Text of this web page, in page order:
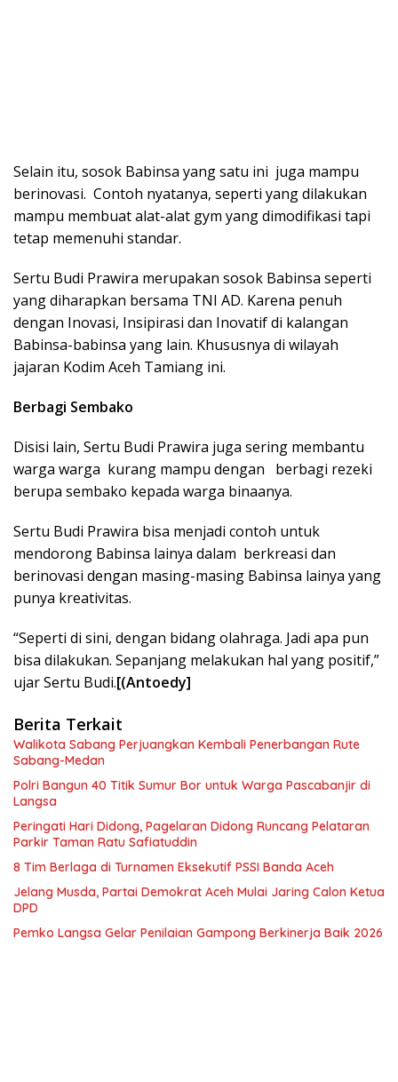
Selain itu, sosok Babinsa yang satu ini juga mampu
berinovasi. Contoh nyatanya, seperti yang dilakukan
mampu membuat alat-alat gym yang dimodifikasi tapi
tetap memenuhi standar.
Sertu Budi Prawira merupakan sosok Babinsa seperti
yang diharapkan bersama TNI AD. Karena penuh
dengan Inovasi, Insipirasi dan Inovatif di kalangan
Babinsa-babinsa yang lain. Khususnya di wilayah
jajaran Kodim Aceh Tamiang ini.
Berbagi Sembako
Disisi lain, Sertu Budi Prawira juga sering membantu
warga warga kurang mampu dengan berbagi rezeki
berupa sembako kepada warga binaanya.
Sertu Budi Prawira bisa menjadi contoh untuk
mendorong Babinsa lainya dalam berkreasi dan
berinovasi dengan masing-masing Babinsa lainya yang
punya kreativitas.
“Seperti di sini, dengan bidang olahraga. Jadi apa pun
bisa dilakukan. Sepanjang melakukan hal yang positif,”
ujar Sertu Budi.[(Antoedy]
Berita Terkait
Walikota Sabang Perjuangkan Kembali Penerbangan Rute
Sabang-Medan
Polri Bangun 40 Titik Sumur Bor untuk Warga Pascabanjir di
Langsa
Peringati Hari Didong, Pagelaran Didong Runcang Pelataran
Parkir Taman Ratu Safiatuddin
8 Tim Berlaga di Turnamen Eksekutif PSSI Banda Aceh
Jelang Musda, Partai Demokrat Aceh Mulai Jaring Calon Ketua
DPD
Pemko Langsa Gelar Penilaian Gampong Berkinerja Baik 2026